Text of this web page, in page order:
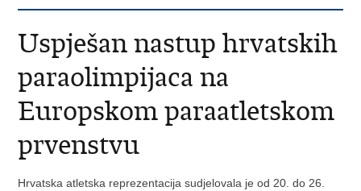
Uspješan nastup hrvatskih
paraolimpijaca na
Europskom paraatletskom
prvenstvu
Hrvatska atletska reprezentacija sudjelovala je od 20. do 26.